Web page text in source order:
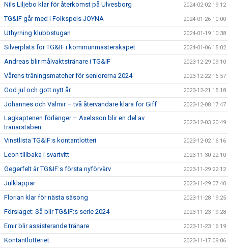
Nils Liljebo klar för återkomst på Ulvesborg 2024-02-02 19:12
TG&IF går med i Folkspels JOYNA 2024-01-26 10:00
Uthyrning klubbstugan 2024-01-19 10:38
Silverplats för TG&IF i kommunmästerskapet 2024-01-06 15:02
Andreas blir målvaktstränare i TG&IF 2023-12-29 09:10
Vårens träningsmatcher för seniorerna 2024 2023-12-22 16:57
God jul och gott nytt år 2023-12-21 15:18
Johannes och Valmir – två återvändare klara för Giff 2023-12-08 17:47
Lagkaptenen förlänger – Axelsson blir en del av
tränarstaben
2023-12-03 20:49
Vinstlista TG&IF:s kontantlotteri 2023-12-02 16:16
Leon tillbaka i svartvitt 2023-11-30 22:10
Gegerfelt är TG&IF:s första nyförvärv 2023-11-29 22:12
Julklappar 2023-11-29 07:40
Florian klar för nästa säsong 2023-11-28 19:25
Förslaget: Så blir TG&IF:s serie 2024 2023-11-23 19:28
Emir blir assisterande tränare 2023-11-23 16:19
Kontantlotteriet 2023-11-17 09:06